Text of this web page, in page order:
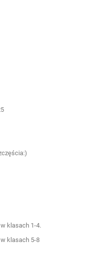
klasach 1-4.
klasach 5-8